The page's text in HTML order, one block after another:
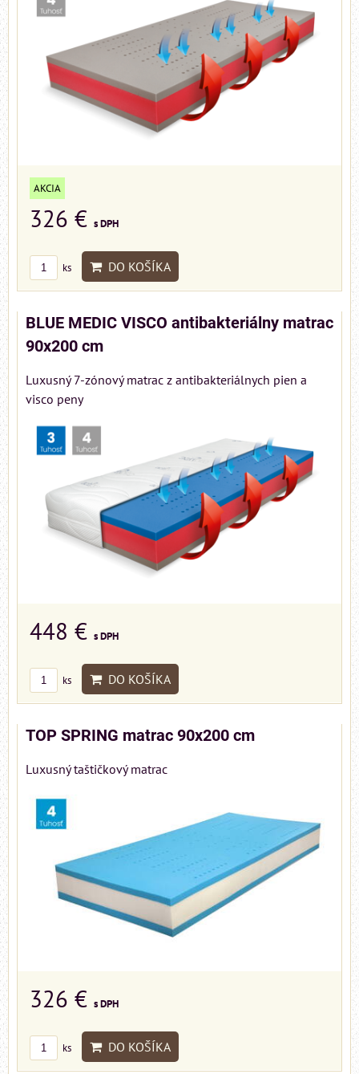
AKCIA
326 € s DPH
ks DO KOŠÍKA
BLUE MEDIC VISCO antibakteriálny matrac
90x200 cm
Luxusný 7-zónový matrac z antibakteriálnych pien a
visco peny
448 € s DPH
ks DO KOŠÍKA
TOP SPRING matrac 90x200 cm
Luxusný taštičkový matrac
326 € s DPH
ks DO KOŠÍKA